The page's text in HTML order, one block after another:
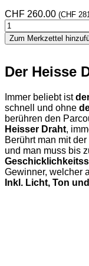
CHF 260.00 (CHF
Der
heisse
Draht
Menge
Zum Merkzettel
Der Heisse
Immer beliebt ist
schnell und ohne
berühren den
Heisser Draht,
Berührt man mit
und man muss bis
Gewinner, welcher
Inkl. Licht, Ton